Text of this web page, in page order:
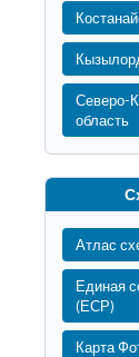
Северо-
область
Атлас
Единая
(ЕСР)
Карта